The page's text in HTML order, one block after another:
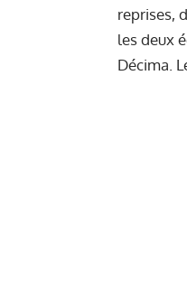
reprises,
les deux
Décima.